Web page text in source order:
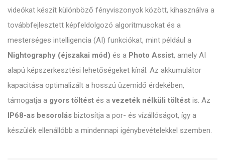
videókat készít különböző fényviszonyok között, kihasználva a
továbbfejlesztett képfeldolgozó algoritmusokat és a
mesterséges intelligencia (AI) funkciókat, mint például a
Nightography (éjszakai mód) és a Photo Assist, amely AI
alapú képszerkesztési lehetőségeket kínál. Az akkumulátor
kapacitása optimalizált a hosszú üzemidő érdekében,
támogatja a gyors töltést és a vezeték nélküli töltést is. Az
IP68-as besorolás biztosítja a por- és vízállóságot, így a
készülék ellenállóbb a mindennapi igénybevételekkel szemben.